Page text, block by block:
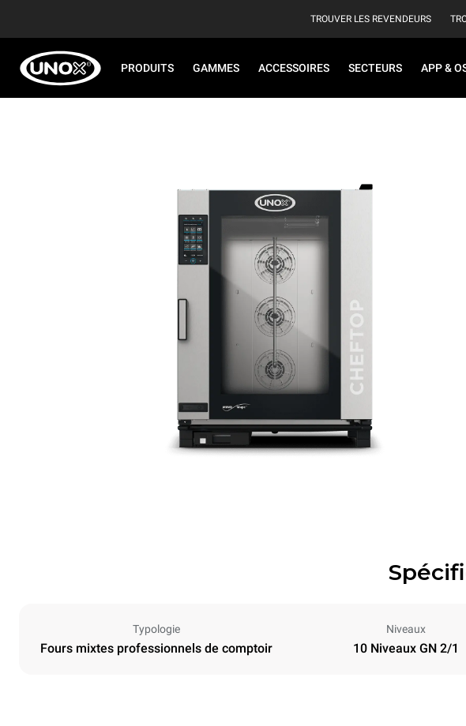
TROUVER LES REVENDEURS
PRODUITS GAMMES ACCESSOIRES SECTEURS APP &
Typologie
Fours mixtes professionnels de comptoir
Niveaux
10 Niveaux GN 2/1